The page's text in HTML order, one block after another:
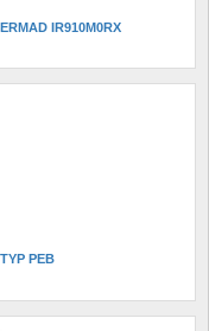
IR910M0RX
PEB